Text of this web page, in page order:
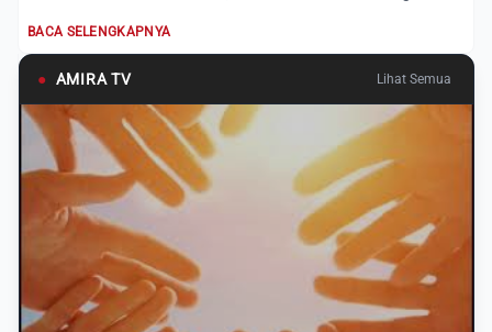
BACA SELENGKAPNYA
● AMIRA TV Lihat Semua